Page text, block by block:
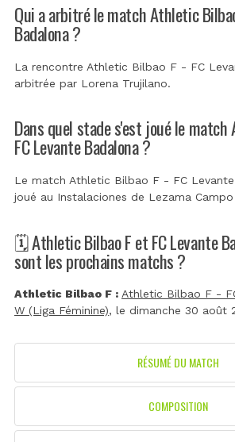
Qui a arbitré le match Athletic
Badalona ?
La rencontre Athletic Bilbao F - FC
arbitrée par Lorena Trujilano.
Dans quel stade s'est joué le
FC Levante Badalona ?
Le match Athletic Bilbao F - FC
joué au Instalaciones de Lezama Campo
🗓️ Athletic Bilbao F et FC Levante
sont les prochains matchs ?
Athletic Bilbao F : Athletic Bilbao F -
W (Liga Féminine), le dimanche 30 août
RÉSUMÉ DU MATCH
COMPOSITION